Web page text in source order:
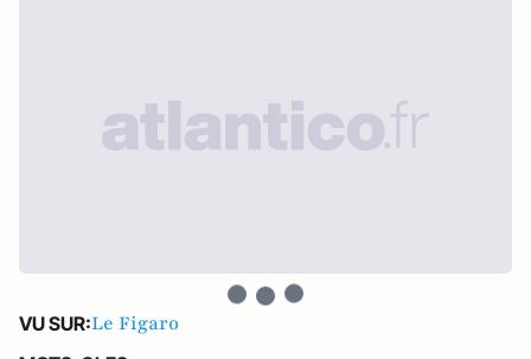
VU SUR:Le Figaro